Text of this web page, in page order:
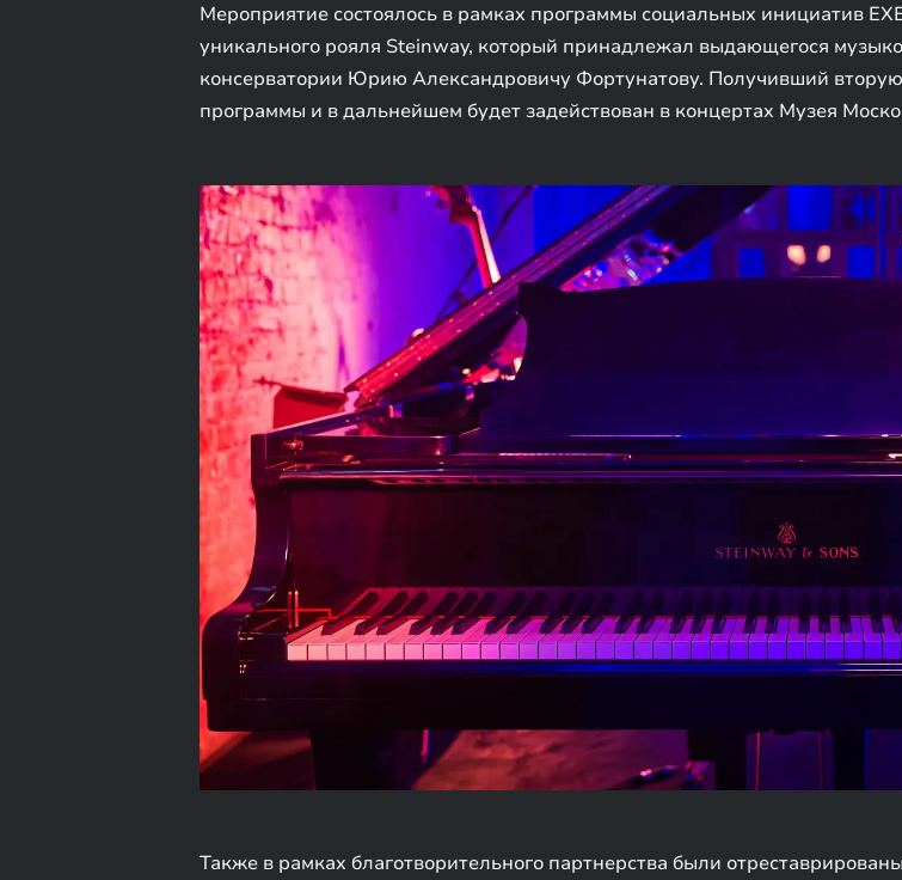
Мероприятие состоялось в рамках программы социальных инициатив
уникального рояля Steinway, который принадлежал выдающегося
консерватории Юрию Александровичу Фортунатову. Получивший
программы и в дальнейшем будет задействован в концертах Музея
Также в рамках благотворительного партнерства были